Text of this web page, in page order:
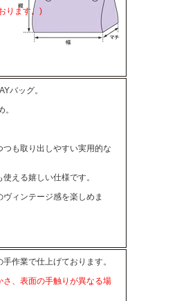
ります。)
バッグ。
つも取り出しやすい実用的な
える嬉しい仕様です。
ィンテージ感を楽しめま
作業で仕上げております。
、表面の手触りが異なる場